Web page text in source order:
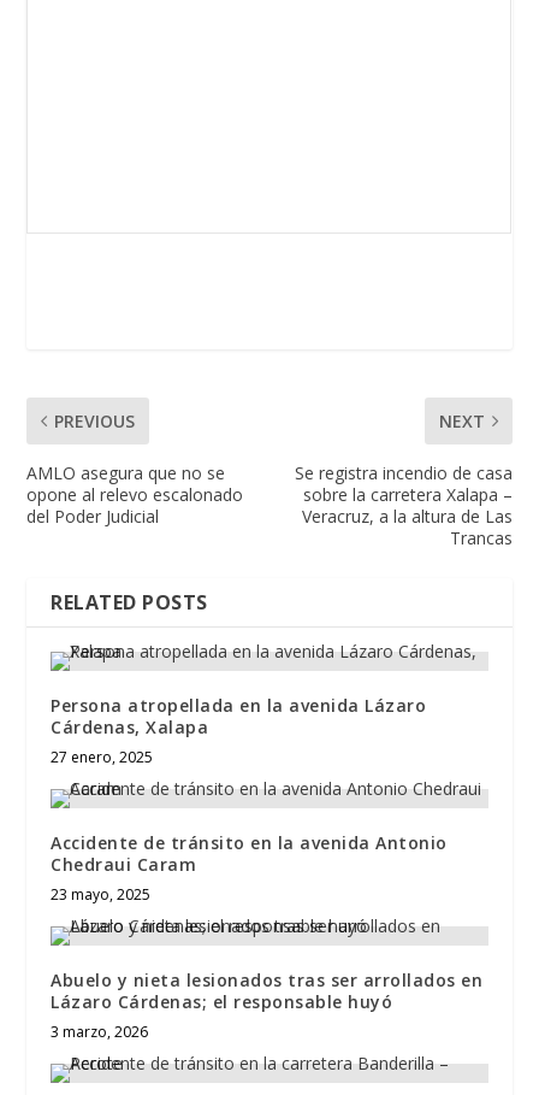
PREVIOUS
AMLO asegura que no se
opone al relevo escalonado
del Poder Judicial
NEXT
Se registra incendio de casa
sobre la carretera Xalapa –
Veracruz, a la altura de Las
Trancas
RELATED POSTS
Persona atropellada en la avenida Lázaro
Cárdenas, Xalapa
27 enero, 2025
Accidente de tránsito en la avenida Antonio
Chedraui Caram
23 mayo, 2025
Abuelo y nieta lesionados tras ser arrollados en
Lázaro Cárdenas; el responsable huyó
3 marzo, 2026